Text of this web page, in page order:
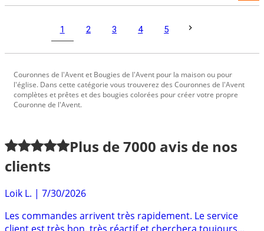
1 2 3 4 5
Couronnes de l'Avent et Bougies de l'Avent pour la maison ou pour
l'église. Dans cette catégorie vous trouverez des Couronnes de l'Avent
complètes et prêtes et des bougies colorées pour créer votre propre
Couronne de l'Avent.
Plus de7000 avis de nos
clients
Loik L. | 7/30/2026
Les commandes arrivent très rapidement. Le service